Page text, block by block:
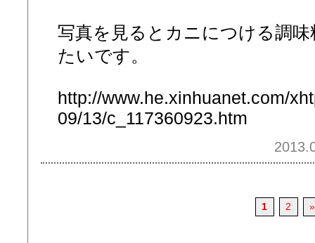
写真を見るとカニにつける調
たいです。
http://www.he.xinhuanet.com/
09/13/c_117360923.htm
1 2 »